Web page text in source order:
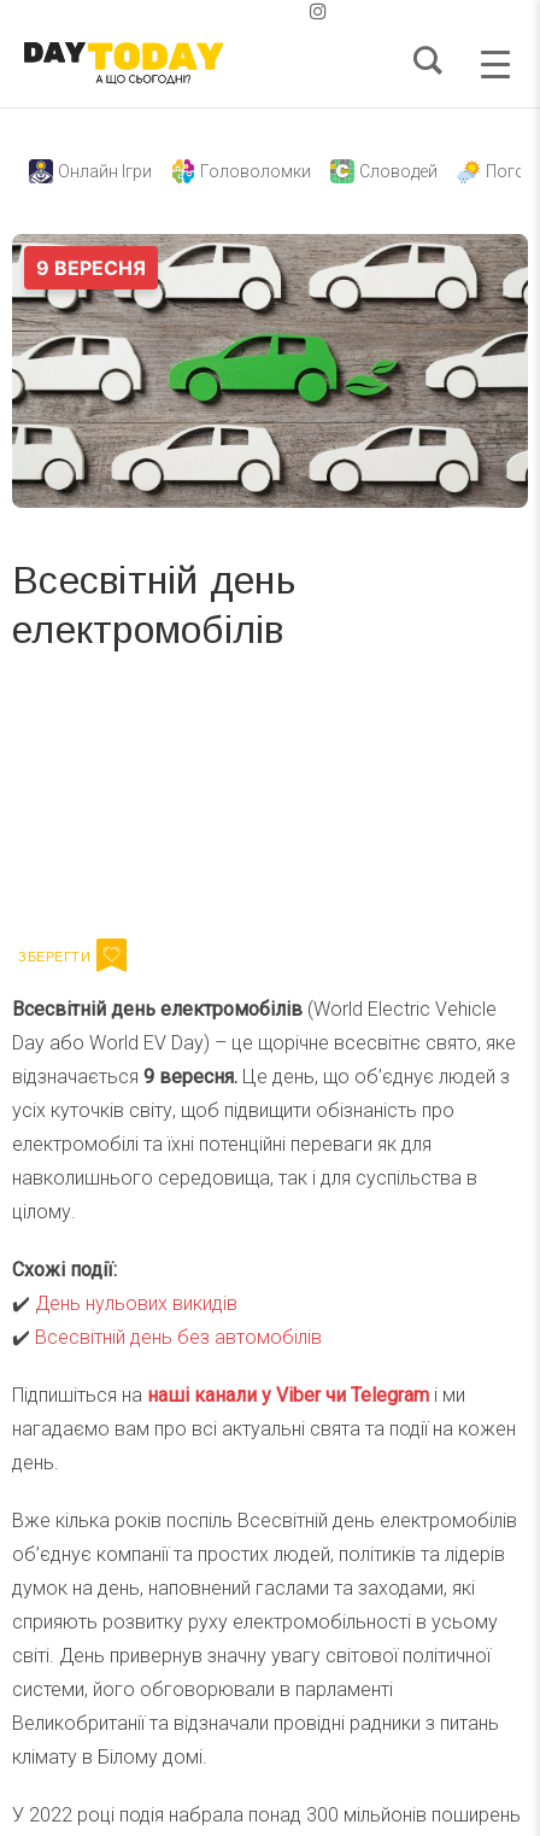
Онлайн Ігри Головоломки Словодей
Всесвітній день
електромобілів
Всесвітній день електромобілів (World Electric Vehicle
Day або World EV Day) – це щорічне всесвітнє свято, яке
відзначається 9 вересня. Це день, що об’єднує людей з
усіх куточків світу, щоб підвищити обізнаність про
електромобілі та їхні потенційні переваги як для
навколишнього середовища, так і для суспільства в
цілому.
Схожі події:
✔️ День нульових викидів
✔️ Всесвітній день без автомобілів
Підпишіться на наші канали у Viber чи Telegram і ми
нагадаємо вам про всі актуальні свята та події на кожен
день.
Вже кілька років поспіль Всесвітній день електромобілів
об’єднує компанії та простих людей, політиків та лідерів
думок на день, наповнений гаслами та заходами, які
сприяють розвитку руху електромобільності в усьому
світі. День привернув значну увагу світової політичної
системи, його обговорювали в парламенті
Великобританії та відзначали провідні радники з питань
клімату в Білому домі.
У 2022 році подія набрала понад 300 мільйонів поширень